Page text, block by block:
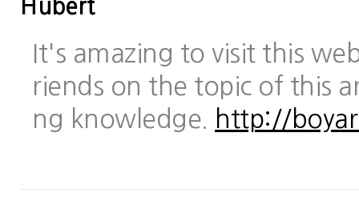
Hubert
It's amazing to visit this
riends on the topic of this
ng knowledge.
http://